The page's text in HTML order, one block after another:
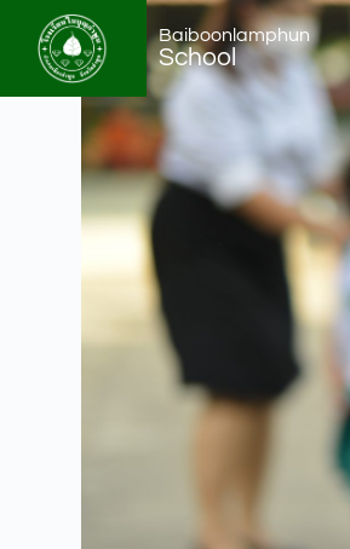
Baiboonlamphun
School